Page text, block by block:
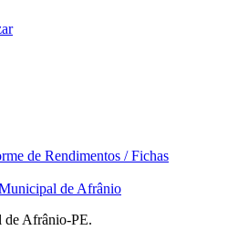
de Rendimentos / Fichas
de Afrânio
Afrânio-PE.